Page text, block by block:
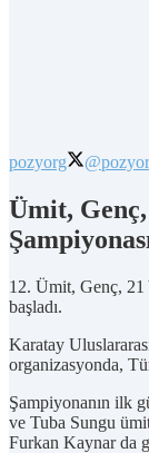
pozyorg
Ümit,
12. Ümit, Genç, 21
başladı.
Karatay
organizasyonda,
Şampiyonanın ilk
ve Tuba Sungu
Furkan Kaynar da